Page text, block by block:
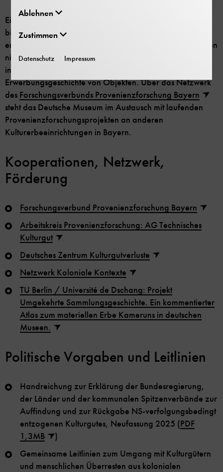
Eine zentrale Grundlage für die Provenienzforschung
bilden die vomArchiv des Deutschen Museums
erschlossenen Verwaltungsakten. Die Akten dokumentieren
nicht nur die Geschichte des Museums, sondern geben
insbesondere auch Aufschluss über die
Erwerbungsgeschichte von Objekten. Über das Netzwerk
des Forschungsverbunds Provenienzforschung Bayern
steht das Deutsche Museum im Austausch mit laufenden
Provenienzforschungsprojekten an anderen
Kulturerbeeinrichtungen in Bayern.
Kooperationen, Netzwerk,
Förderung
Forschungsverbund Provenienzforschung Bayern
Arbeitskreis Provenienzforschung: AG Technisches
Kulturgut
Deutsches Zentrum Kulturgutverluste
Netzwerk Koloniale Kontexte
TU Berlin / Université de Dschang: Projekt
Umgekehrte Sammlungsgeschichte. Ein kommentierter
Atlas zum materiellen Erbe Kameruns in deutschen
Museen.
Politische Vorgaben und Leitlinien
Handreichung zur Erklärung der Bundesregierung,
der Länder und der kommunalen Spitzenverbände zur
Auffindung und zur Rückgabe NS-verfolgungsbedingt
entzogenen Kulturgutes, Neufassung 2025 (PDF
1,3MB
)
Gemeinsame Leitlinien zum Umgang mit Kulturgütern
und menschlichen Überresten aus kolonialen
Ablehnen
Zustimmen
Datenschutz Impressum